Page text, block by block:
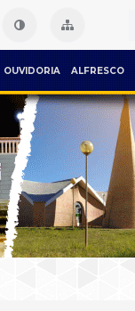
OUVIDORIA ALFRESCO